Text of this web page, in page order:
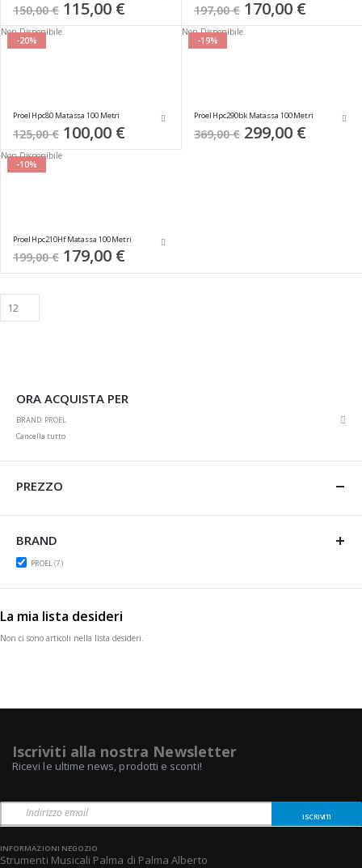
150,00 € Special
Price
115,00 € 197,00 € Special
Price
170,00 €
-20%
Non Disponibile
Proel Hpc80 Matassa 100 Metri
125,00 € Special
Price
100,00 €
-19%
Non Disponibile
Proel Hpc290bk Matassa 100 Metri
369,00 € Special
Price
299,00 €
-10%
Non Disponibile
Proel Hpc210Hf Matassa 100 Metri
199,00 € Special
Price
179,00 €
ORA ACQUISTA PER
BRAND PROEL
Cancella tutto
PREZZO
BRAND
PROEL7items
La mia lista desideri
Non ci sono articoli nella lista desideri.
Iscriviti alla nostra Newsletter
Ricevi le ultime news, prodotti e sconti!
ISCRIVITI
INFORMAZIONI NEGOZIO
Strumenti Musicali Palma di Palma Alberto